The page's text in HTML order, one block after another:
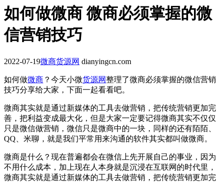
如何做微商 微商必须掌握的微
信营销技巧
2022-07-19微商货源网 dianyingcn.com
如何做微商 ？今天小微货源网整理了微商必须掌握的微信营销
技巧分享给大家，下面一起看看吧。
微商其实就是通过新媒体的工具去做营销，把传统营销更加完
善，把利益变成最大化，但是大家一定要记得微商其实不仅仅
只是微信做营销，微信只是微商中的一块，同样的还有陌陌、
QQ、米聊，就是我们平常用来沟通的软件其实都叫做微商。
微商是什么？现在普遍都会在微信上先开展自己的事业，因为
不用什么成本，加上现在人本身就是沉浸在互联网的时代里，
微商其实就是通过新媒体的工具去做营销，把传统营销更加完